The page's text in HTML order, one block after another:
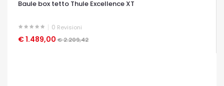
Baule box tetto Thule Excellence XT
0 Revisioni
€ 1.489,00 € 2.209,42
OCCHIATA VELOCE